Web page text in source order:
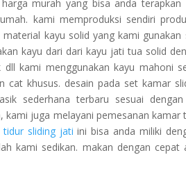
murah yang bisa anda
kami memproduksi sendiri
material kayu solid yang kami
kayu dari dari kayu jati tua solid
kami menggunakan kayu mahoni
cat khusus. desain pada set kamar
sederhana terbaru sesuai
juga melayani pemesanan kamar
sliding jati ini bisa anda miliki
kami sedikan. makan dengan